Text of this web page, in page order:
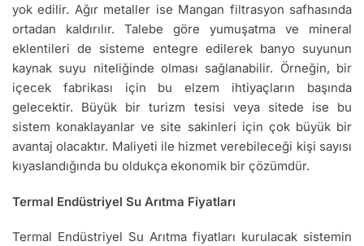
yok edilir. Ağır metaller ise Mangan filtrasyon safhasında
ortadan kaldırılır. Talebe göre yumuşatma ve mineral
eklentileri de sisteme entegre edilerek banyo suyunun
kaynak suyu niteliğinde olması sağlanabilir. Örneğin, bir
içecek fabrikası için bu elzem ihtiyaçların başında
gelecektir. Büyük bir turizm tesisi veya sitede ise bu
sistem konaklayanlar ve site sakinleri için çok büyük bir
avantaj olacaktır. Maliyeti ile hizmet verebileceği kişi sayısı
kıyaslandığında bu oldukça ekonomik bir çözümdür.
Termal Endüstriyel Su Arıtma Fiyatları
Termal Endüstriyel Su Arıtma fiyatları kurulacak sistemin